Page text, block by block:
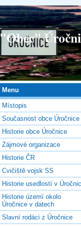
"Obec"
Menu
Místopis
Současnost obce Úročnice
Historie obce Úročnice
Zájmové organizace
Historie ČR
Cvičiště vojsk SS
Historie usedlostí v
Historie území okolo
Úročnice v datech
Slavní rodáci z Úročnice